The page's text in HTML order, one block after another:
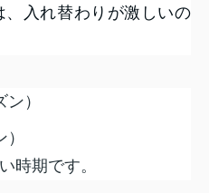
、入れ替わりが激しいの
）
時期です。